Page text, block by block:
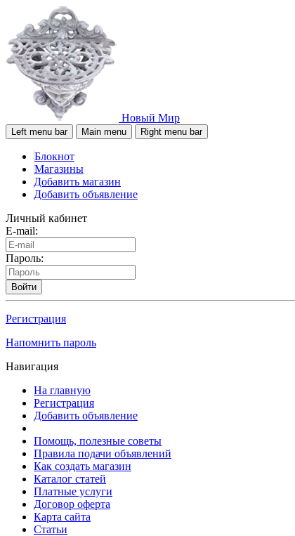
Новый Мир
Left menu bar Main menu Right menu bar
Блокнот
Магазины
Добавить магазин
Добавить объявление
Личный кабинет
E-mail:
Пароль:
Войти
Регистрация
Напомнить пароль
Навигация
На главную
Регистрация
Добавить объявление
Помощь, полезные советы
Правила подачи объявлений
Как создать магазин
Каталог статей
Платные услуги
Договор оферта
Карта сайта
Статьи